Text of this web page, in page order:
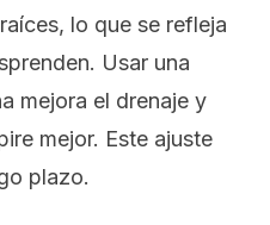
lo que se refleja
Usar una
mejora el drenaje y
mejor. Este ajuste
plazo.